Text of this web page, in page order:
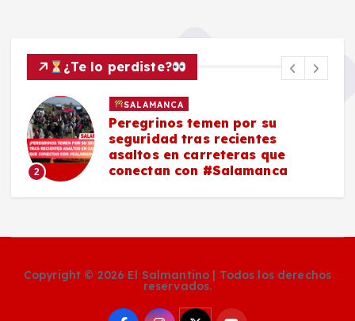
¿Te lo perdiste?
2
SALAMANCA
Peregrinos temen por su
seguridad tras recientes
asaltos en carreteras que
conectan con #Salamanca
Copyright © 2026 El Salmantino | Todos los derechos
reservados.